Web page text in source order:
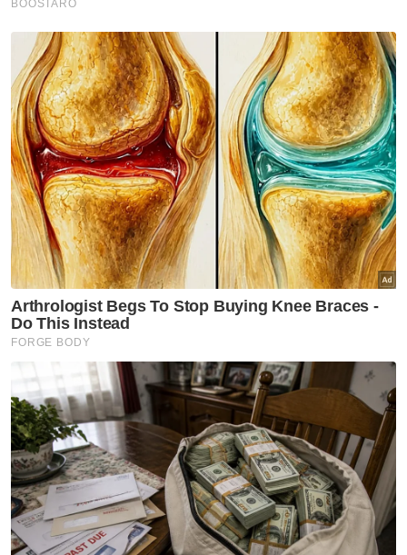
Muat turun aplikasi Sinar Harian.Klik di sini!
Umno Sabah
Khaled Nordin
Artikel Disyorkan
Politik
PN, BN perlu bertolak ansur
agih kerusi jika mahu kekalkan
'gelombang biru' - Hamzah
Politik
Setiap parti ada pendirian, PN
ikut perlembagaan gabungan -
Hamzah